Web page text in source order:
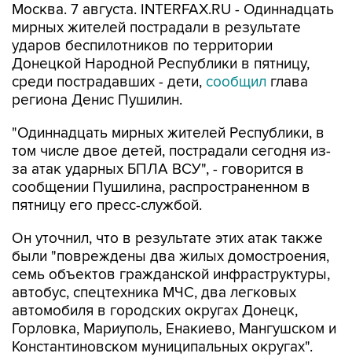
Москва. 7 августа. INTERFAX.RU - Одиннадцать
мирных жителей пострадали в результате
ударов беспилотников по территории
Донецкой Народной Республики в пятницу,
среди пострадавших - дети, сообщил глава
региона Денис Пушилин.
"Одиннадцать мирных жителей Республики, в
том числе двое детей, пострадали сегодня из-
за атак ударных БПЛА ВСУ", - говорится в
сообщении Пушилина, распространенном в
пятницу его пресс-службой.
Он уточнил, что в результате этих атак также
были "повреждены два жилых домостроения,
семь объектов гражданской инфраструктуры,
автобус, спецтехника МЧС, два легковых
автомобиля в городских округах Донецк,
Горловка, Мариуполь, Енакиево, Мангушском и
Константиновском муниципальных округах".